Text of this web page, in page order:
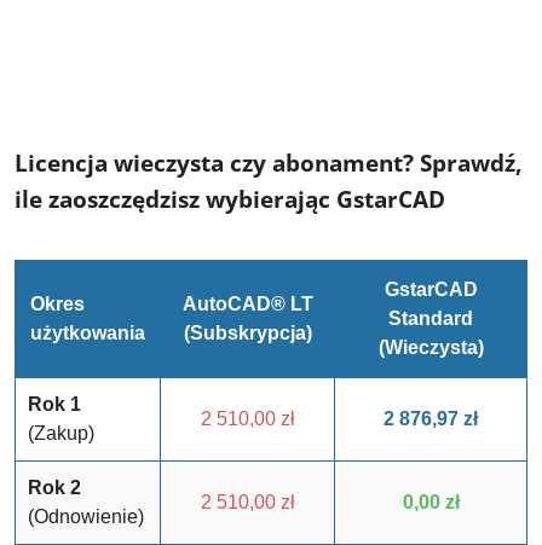
Licencja wieczysta czy abonament? Sprawdź,
ile zaoszczędzisz wybierając GstarCAD
Okres
użytkowania
AutoCAD® LT
(Subskrypcja)
GstarCAD
Standard
(Wieczysta)
Rok 1
(Zakup)
2 510,00 zł 2 876,97 zł
Rok 2
(Odnowienie)
2 510,00 zł 0,00 zł